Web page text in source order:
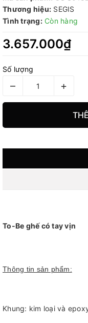
Thương hiệu: SEGIS
Tình trạng: Còn hàng
3.657.000₫
Số lượng
– +
To-Be ghế có tay vịn
Thông tin sản phẩm:
Khung: kim loại và